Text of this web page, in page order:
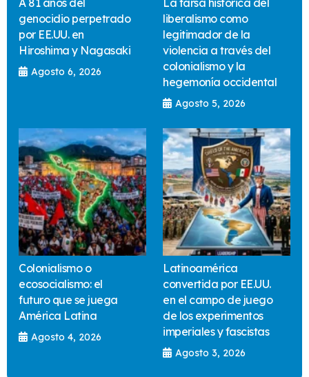
genocidio perpetrado
por EE.UU. en
Hiroshima y Nagasaki
Agosto 6, 2026
liberalismo como
legitimador de la
violencia a través del
colonialismo y la
hegemonía occidental
Agosto 5, 2026
Colonialismo o
ecosocialismo: el
futuro que se juega
América Latina
Agosto 4, 2026
Latinoamérica
convertida por EE.UU.
en el campo de juego
de los experimentos
imperiales y fascistas
Agosto 3, 2026